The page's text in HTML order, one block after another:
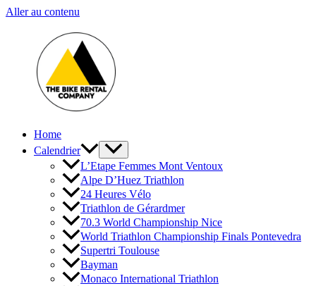
Aller au contenu
Home
Calendrier
L’Etape Femmes Mont Ventoux
Alpe D’Huez Triathlon
24 Heures Vélo
Triathlon de Gérardmer
70.3 World Championship Nice
World Triathlon Championship Finals Pontevedra
Supertri Toulouse
Bayman
Monaco International Triathlon